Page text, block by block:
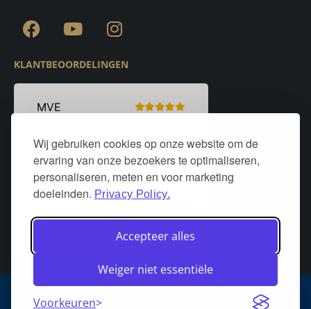
Wij gebruiken cookies op onze website om de
ervaring van onze bezoekers te optimaliseren,
personaliseren, meten en voor marketing
doeleinden. Privacy Policy.
Accepteer alles
Weiger niet essentiële
Voorkeuren
KLANTBEOORDELINGEN
Algemene voorwaarden Over DeurStijl Projecten